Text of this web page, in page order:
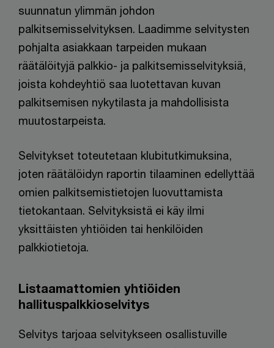
suunnatun ylimmän johdon
palkitsemisselvityksen. Laadimme selvitysten
pohjalta asiakkaan tarpeiden mukaan
räätälöityjä palkkio- ja palkitsemisselvityksiä,
joista kohdeyhtiö saa luotettavan kuvan
palkitsemisen nykytilasta ja mahdollisista
muutostarpeista.
Selvitykset toteutetaan klubitutkimuksina,
joten räätälöidyn raportin tilaaminen edellyttää
omien palkitsemistietojen luovuttamista
tietokantaan. Selvityksistä ei käy ilmi
yksittäisten yhtiöiden tai henkilöiden
palkkiotietoja.
Listaamattomien yhtiöiden
hallituspalkkioselvitys
Selvitys tarjoaa selvitykseen osallistuville